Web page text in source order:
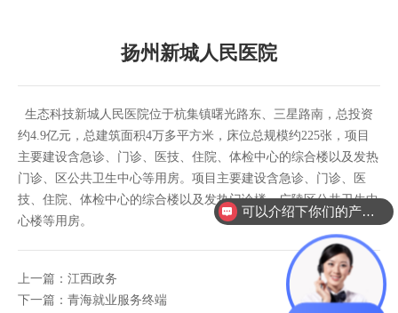
扬州新城人民医院
生态科技新城人民医院位于杭集镇曙光路东、三星路南，总投资
约4.9亿元，总建筑面积4万多平方米，床位总规模约225张，项目
主要建设含急诊、门诊、医技、住院、体检中心的综合楼以及发热
门诊、区公共卫生中心等用房。项目主要建设含急诊、门诊、医
技、住院、体检中心的综合楼以及发热门诊楼、广陵区公共卫生中
心楼等用房。
上一篇：江西政务
下一篇：青海就业服务终端
可以介绍下你们的产品么？